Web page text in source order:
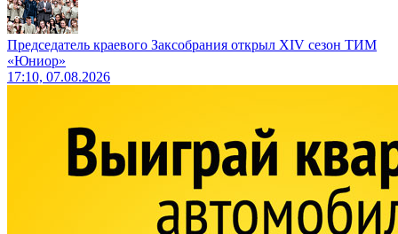
Председатель краевого Заксобрания открыл XIV сезон ТИМ
«Юниор»
17:10, 07.08.2026